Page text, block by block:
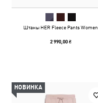
Штаны HER Fleece Pants Women
2 990,00 ₴
НОВИНКА